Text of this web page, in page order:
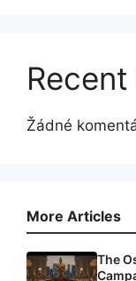
Žádné
More Articles
The